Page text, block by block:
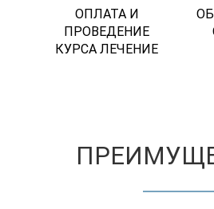
ОПЛАТА И
ПРОВЕДЕНИЕ
КУРСА ЛЕЧЕНИЕ